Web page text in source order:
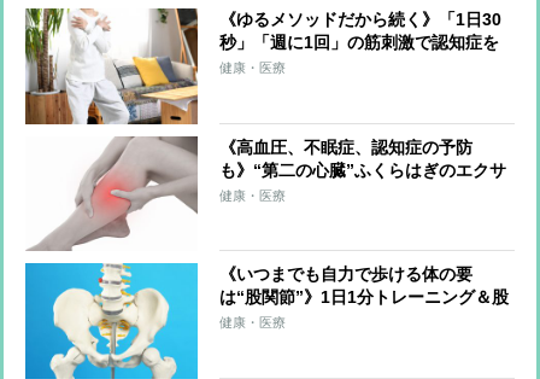
《ゆるメソッドだから続く》「1日30
秒」「週に1回」の筋刺激で認知症を
予防する「30秒スクワット」
健康・医療
《高血圧、不眠症、認知症の予防
も》“第二の心臓”ふくらはぎのエクサ
サイズを医師が伝授！血流改善、筋肉
健康・医療
《いつまでも自力で歩ける体の要
は“股関節”》1日1分トレーニング＆股
関節のズレを防ぐ習慣を医師らが解説
健康・医療